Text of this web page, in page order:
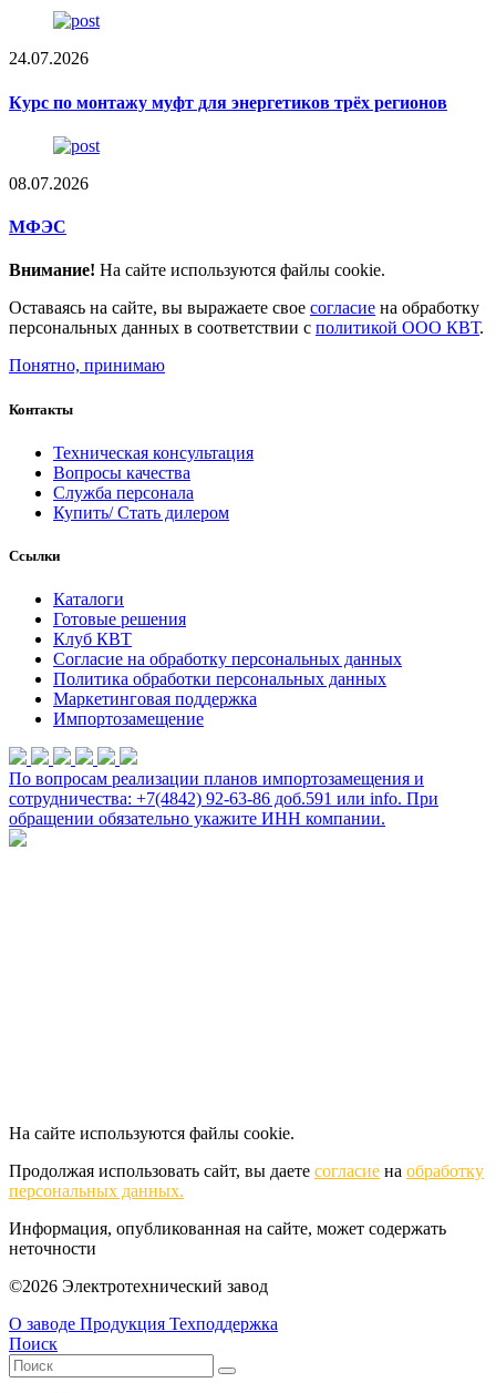
24.07.2026
Курс по монтажу муфт для энергетиков трёх регионов
08.07.2026
МФЭС
Внимание! На сайте используются файлы cookie.
Оставаясь на сайте, вы выражаете свое согласие на обработку
персональных данных в соответствии с политикой ООО КВТ.
Понятно, принимаю
Контакты
Техническая консультация
Вопросы качества
Служба персонала
Купить/ Стать дилером
Ссылки
Каталоги
Готовые решения
Клуб КВТ
Согласие на обработку персональных данных
Политика обработки персональных данных
Маркетинговая поддержка
Импортозамещение
По вопросам реализации планов импортозамещения и
сотрудничества: +7(4842) 92-63-86 доб.591 или info. При
обращении обязательно укажите ИНН компании.
На сайте используются файлы cookie.
Продолжая использовать сайт, вы даете согласие на обработку
персональных данных.
Информация, опубликованная на сайте, может содержать
неточности
©2026 Электротехнический завод
О заводе Продукция Техподдержка
Поиск